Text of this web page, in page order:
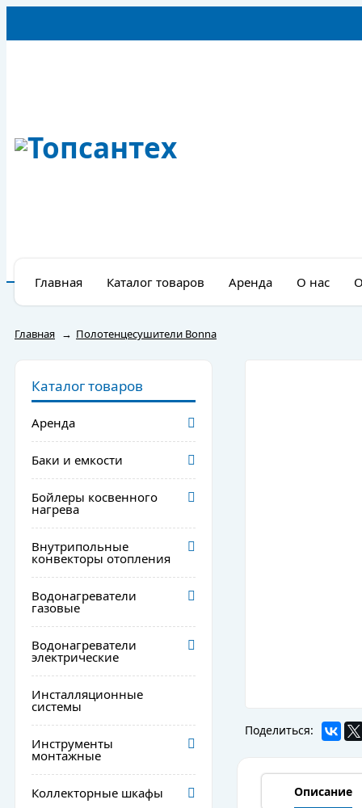
Главная Каталог товаров Аренда О нас
Главная → Полотенцесушители Bonna
Каталог товаров
Аренда
Баки и емкости
Бойлеры косвенного
нагрева
Внутрипольные
конвекторы отопления
Водонагреватели
газовые
Водонагреватели
электрические
Инсталляционные
системы
Инструменты
монтажные
Коллекторные шкафы
Поделиться:
Описание